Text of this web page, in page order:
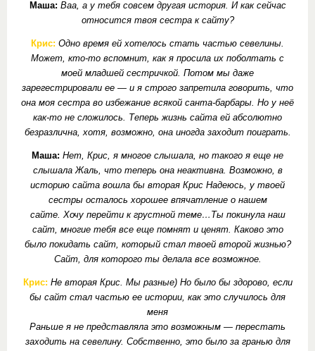
Маша: Ваа, а у тебя совсем другая история. И как сейчас
относится твоя сестра к сайту?
Крис: Одно время ей хотелось стать частью севелины.
Может, кто-то вспомнит, как я просила их поболтать с
моей младшей сестричкой. Потом мы даже
зарегестрировали ее — и я строго запретила говорить, что
она моя сестра во избежание всякой санта-барбары. Но у неё
как-то не сложилось. Теперь жизнь сайта ей абсолютно
безразлична, хотя, возможно, она иногда заходит поиграть.
Маша: Нет, Крис, я многое слышала, но такого я еще не
слышала Жаль, что теперь она неактивна. Возможно, в
историю сайта вошла бы вторая Крис Надеюсь, у твоей
сестры осталось хорошее впячатление о нашем
сайте. Хочу перейти к грустной теме…Ты покинула наш
сайт, многие тебя все еще помнят и ценят. Каково это
было покидать сайт, который стал твоей второй жизнью?
Сайт, для которого ты делала все возможное.
Крис: Не вторая Крис. Мы разные) Но было бы здорово, если
бы сайт стал частью ее истории, как это случилось для
меня
Раньше я не представляла это возможным — перестать
заходить на севелину. Собственно, это было за гранью для